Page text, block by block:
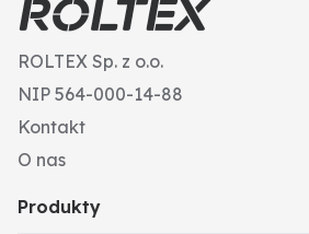
ROLTEX Sp. z o.o.
NIP 564-000-14-88
Kontakt
O nas
Produkty